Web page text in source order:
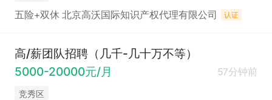
五险+双休 北京高沃国际知识产权代理有限公司 认证
高/薪团队招聘（几千-几十万不等）
5000-20000元/月
57分钟前
竞秀区